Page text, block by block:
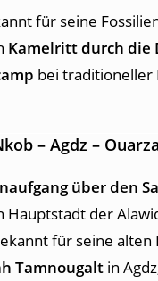
für seine
Kamelritt durch die
bei traditioneller
– Agdz –
über den
Hauptstadt der
für seine
Tamnougalt in